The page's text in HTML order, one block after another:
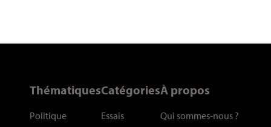
Thématiques
Politique
Catégories
Essais
À propos
Qui sommes-nous ?